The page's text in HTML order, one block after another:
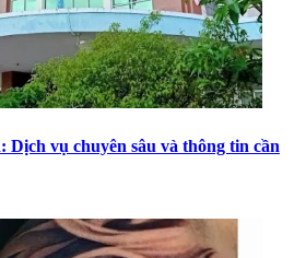
Dịch vụ chuyên sâu và thông tin cần